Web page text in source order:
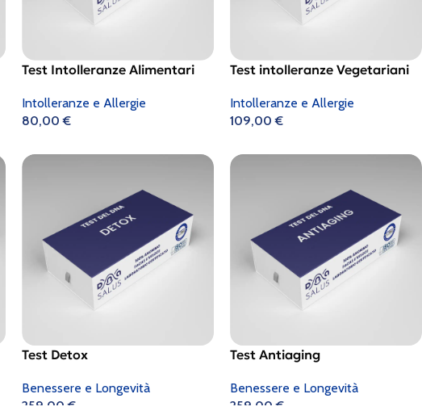
Test Intolleranze Alimentari
Intolleranze e Allergie
80,00€
Test intolleranze Vegetariani
Intolleranze e Allergie
109,00€
Test Detox
Benessere e Longevità
259,00€
Test Antiaging
Benessere e Longevità
259,00€